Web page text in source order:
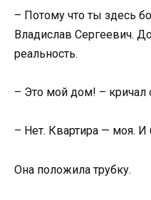
– Потому что ты здесь
Владислав Сергеевич.
реальность.
– Это мой дом! – кричал
– Нет. Квартира — моя.
Она положила трубку.